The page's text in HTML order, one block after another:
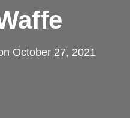
October 27, 2021